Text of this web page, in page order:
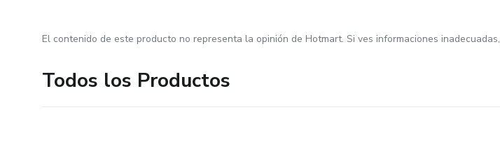
El contenido de este producto no representa la opinión de Hotmart. Si ves informaciones inadecuadas,
Todos los Productos